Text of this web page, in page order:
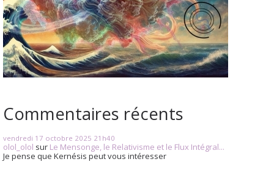
Commentaires récents
vendredi 17 octobre 2025 21h40
olol_olol sur Le Mensonge, le Relativisme et le Flux Intégral...
Je pense que Kernésis peut vous intéresser